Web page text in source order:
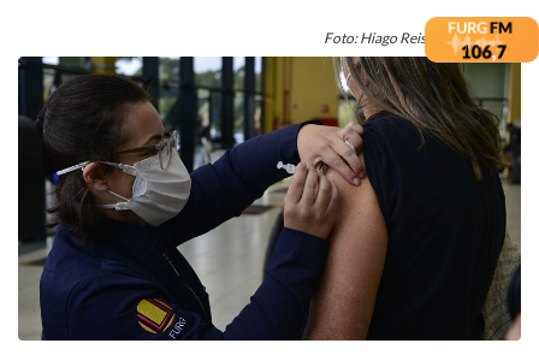
Foto: Hiago Reisdoerfer/Secom